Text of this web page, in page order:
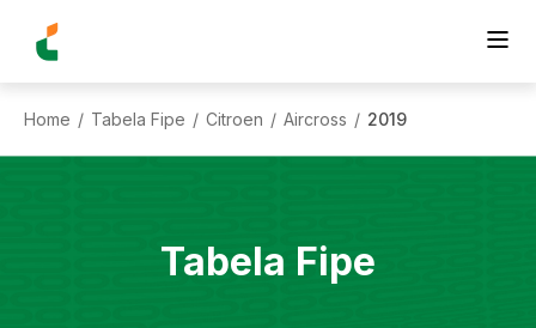
Home / Tabela Fipe / Citroen / Aircross / 2019
Tabela Fipe